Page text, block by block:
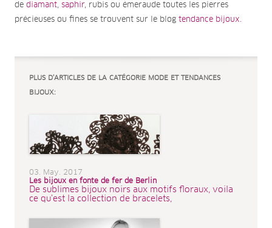
de diamant, saphir, rubis ou émeraude toutes les pierres
précieuses ou fines se trouvent sur le blog tendance bijoux.
PLUS D’ARTICLES DE LA CATÉGORIE MODE ET TENDANCES
BIJOUX:
03. May. 2017
Les bijoux en fonte de fer de Berlin
De sublimes bijoux noirs aux motifs floraux, voila
ce qu’est la collection de bracelets,